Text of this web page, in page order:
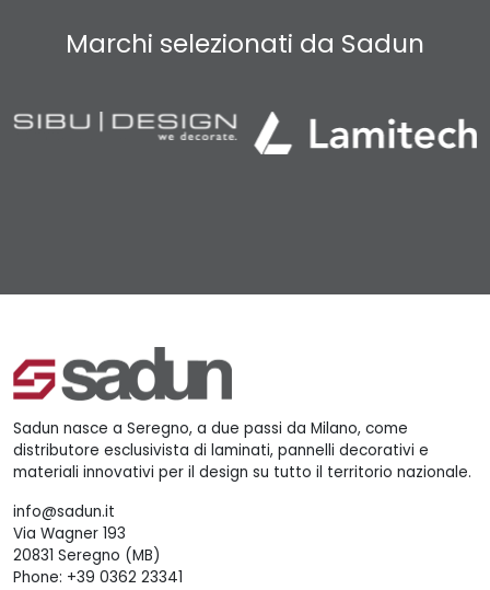
Marchi selezionati da Sadun
Sadun nasce a Seregno, a due passi da Milano, come
distributore esclusivista di laminati, pannelli decorativi e
materiali innovativi per il design su tutto il territorio nazionale.
info@sadun.it
Via Wagner 193
20831 Seregno (MB)
Phone: +39 0362 23341